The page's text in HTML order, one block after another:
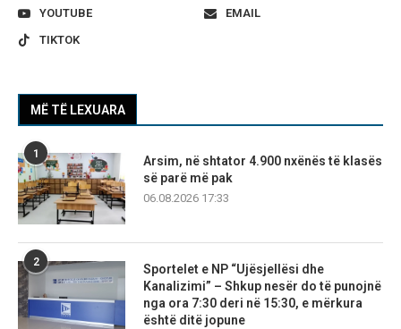
YOUTUBE
EMAIL
TIKTOK
MË TË LEXUARA
1
Arsim, në shtator 4.900 nxënës të klasës
së parë më pak
06.08.2026 17:33
2
Sportelet e NP “Ujësjellësi dhe
Kanalizimi” – Shkup nesër do të punojnë
nga ora 7:30 deri në 15:30, e mërkura
është ditë jopune